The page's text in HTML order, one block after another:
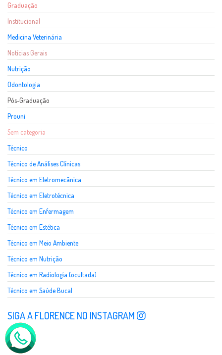
Graduação
Institucional
Medicina Veterinária
Notícias Gerais
Nutrição
Odontologia
Pós-Graduação
Prouni
Sem categoria
Técnico
Técnico de Análises Clínicas
Técnico em Eletromecânica
Técnico em Eletrotécnica
Técnico em Enfermagem
Técnico em Estética
Técnico em Meio Ambiente
Técnico em Nutrição
Técnico em Radiologia (ocultada)
Técnico em Saúde Bucal
SIGA A FLORENCE NO INSTAGRAM